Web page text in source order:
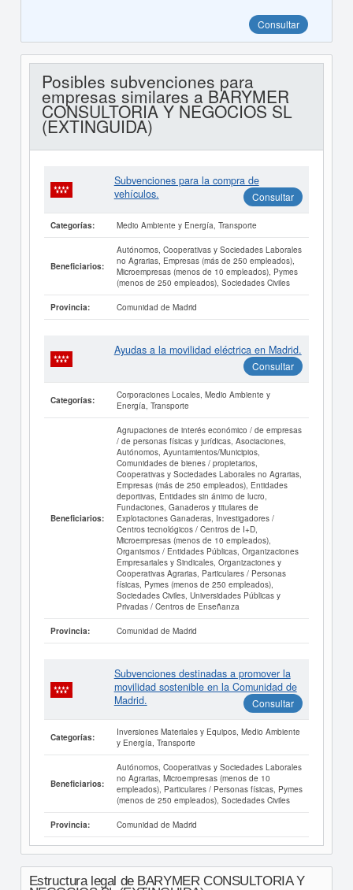
Consultar
Posibles subvenciones para
empresas similares a BARYMER
CONSULTORIA Y NEGOCIOS SL
(EXTINGUIDA)
Subvenciones para la compra de
vehículos.
Consultar
Categorías: Medio Ambiente y Energía, Transporte
Beneficiarios:
Autónomos, Cooperativas y Sociedades Laborales
no Agrarias, Empresas (más de 250 empleados),
Microempresas (menos de 10 empleados), Pymes
(menos de 250 empleados), Sociedades Civiles
Provincia: Comunidad de Madrid
Ayudas a la movilidad eléctrica en Madrid.
Consultar
Categorías:
Corporaciones Locales, Medio Ambiente y
Energía, Transporte
Beneficiarios:
Agrupaciones de interés económico / de empresas
/ de personas físicas y jurídicas, Asociaciones,
Autónomos, Ayuntamientos/Municipios,
Comunidades de bienes / propietarios,
Cooperativas y Sociedades Laborales no Agrarias,
Empresas (más de 250 empleados), Entidades
deportivas, Entidades sin ánimo de lucro,
Fundaciones, Ganaderos y titulares de
Explotaciones Ganaderas, Investigadores /
Centros tecnológicos / Centros de I+D,
Microempresas (menos de 10 empleados),
Organismos / Entidades Públicas, Organizaciones
Empresariales y Sindicales, Organizaciones y
Cooperativas Agrarias, Particulares / Personas
físicas, Pymes (menos de 250 empleados),
Sociedades Civiles, Universidades Públicas y
Privadas / Centros de Enseñanza
Provincia: Comunidad de Madrid
Subvenciones destinadas a promover la
movilidad sostenible en la Comunidad de
Madrid.
Consultar
Categorías:
Inversiones Materiales y Equipos, Medio Ambiente
y Energía, Transporte
Beneficiarios:
Autónomos, Cooperativas y Sociedades Laborales
no Agrarias, Microempresas (menos de 10
empleados), Particulares / Personas físicas, Pymes
(menos de 250 empleados), Sociedades Civiles
Provincia: Comunidad de Madrid
Estructura legal de BARYMER CONSULTORIA Y